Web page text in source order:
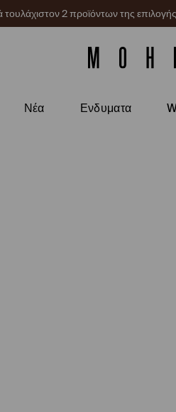
τουλάχιστον 2 προϊόντων της
Νέα Ενδυματα